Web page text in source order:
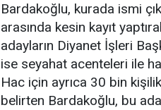
Bardakoğlu, kurada ismi
arasında kesin kayıt
adayların Diyanet İşleri
ise seyahat acenteleri ile
Hac için ayrıca 30 bin
belirten Bardakoğlu, bu